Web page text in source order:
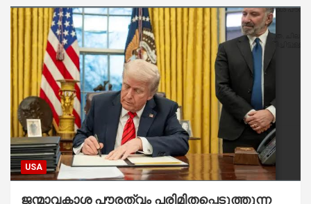
USA
ജന്മാവകാശ പൗരത്വം പരിമിതപ്പെടുത്തുന്ന